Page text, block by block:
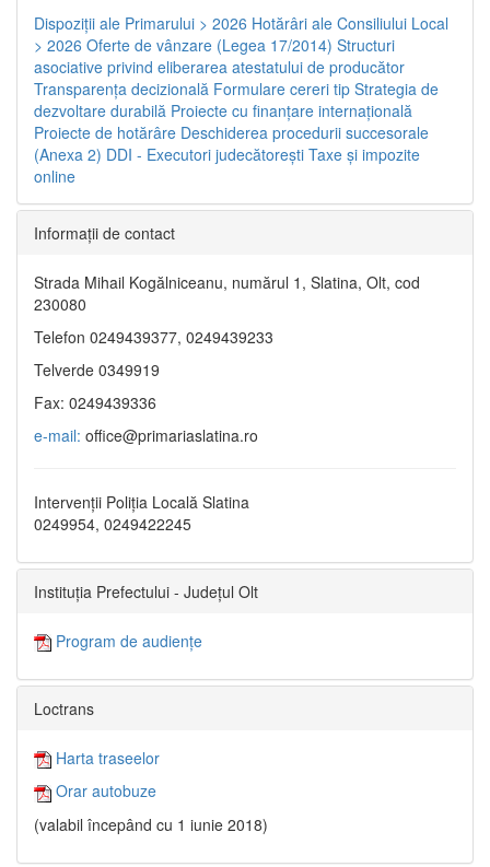
Dispoziţii ale Primarului > 2026 Hotărâri ale Consiliului Local
> 2026 Oferte de vânzare (Legea 17/2014) Structuri
asociative privind eliberarea atestatului de producător
Transparenţa decizională Formulare cereri tip Strategia de
dezvoltare durabilă Proiecte cu finanţare internaţională
Proiecte de hotărâre Deschiderea procedurii succesorale
(Anexa 2) DDI - Executori judecătorești Taxe şi impozite
online
Informaţii de contact
Strada Mihail Kogălniceanu, numărul 1, Slatina, Olt, cod
230080
Telefon 0249439377, 0249439233
Telverde 0349919
Fax: 0249439336
e-mail: office@primariaslatina.ro
Intervenții Poliția Locală Slatina
0249954, 0249422245
Instituția Prefectului - Județul Olt
Program de audiențe
Loctrans
Harta traseelor
Orar autobuze
(valabil începând cu 1 iunie 2018)